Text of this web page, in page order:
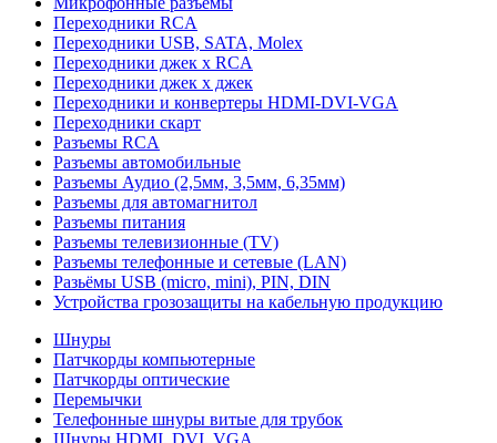
Переходники RCA
Переходники USB, SATA, Molex
Переходники джек х RCA
Переходники джек х джек
Переходники и конвертеры HDMI-DVI-VGA
Переходники скарт
Разъемы RCA
Разъемы автомобильные
Разъемы Аудио (2,5мм, 3,5мм, 6,35мм)
Разъемы для автомагнитол
Разъемы питания
Разъемы телевизионные (TV)
Разъемы телефонные и сетевые (LAN)
Разьёмы USB (micro, mini), PIN, DIN
Устройства грозозащиты на кабельную продукцию
Шнуры
Патчкорды компьютерные
Патчкорды оптические
Перемычки
Телефонные шнуры витые для трубок
Шнуры HDMI, DVI, VGA